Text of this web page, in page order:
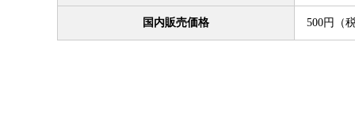
国内販売価格 500円（